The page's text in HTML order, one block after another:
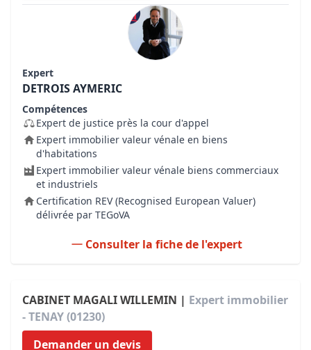
Expert
DETROIS AYMERIC
Compétences
Expert de justice près la cour d'appel
Expert immobilier valeur vénale en biens
d'habitations
Expert immobilier valeur vénale biens commerciaux
et industriels
Certification REV (Recognised European Valuer)
délivrée par TEGoVA
Consulter la fiche de l'expert
CABINET MAGALI WILLEMIN | Expert immobilier
- TENAY (01230)
Demander un devis